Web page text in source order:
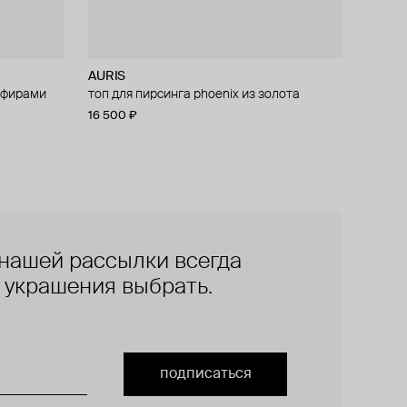
AURIS
топ для пирсинга phoenix из золота
16 500 ₽
из
рассылки всегда
украшения выбрать.
подписаться